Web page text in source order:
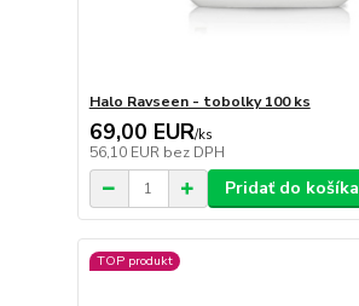
Halo Ravseen - tobolky 100 ks
69,00 EUR/ks
56,10 EUR bez DPH
Pridať do košíka
TOP produkt